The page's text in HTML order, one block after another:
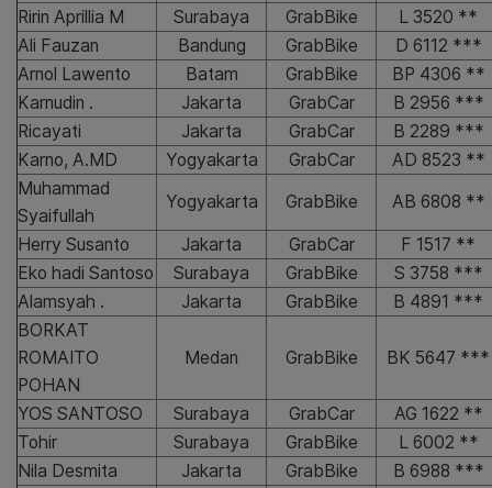
Ririn Aprillia M Surabaya GrabBike
L 3520 **
Ali Fauzan
Bandung GrabBike
D 6112 ***
Arnol Lawento
Batam GrabBike
BP 4306 **
Karnudin .
Jakarta GrabCar
B 2956 ***
Ricayati
Jakarta GrabCar
B 2289 ***
Karno, A.MD
Yogyakarta GrabCar
AD 8523 **
Muhammad
Syaifullah
Yogyakarta GrabBike AB 6808 **
Herry Susanto Jakarta GrabCar
F 1517 **
Eko hadi Santoso
Surabaya GrabBike
S 3758 ***
Alamsyah .
Jakarta GrabBike
B 4891 ***
BORKAT
ROMAITO
POHAN
Medan GrabBike BK 5647 ***
YOS SANTOSO Surabaya GrabCar
AG 1622 **
Tohir
Surabaya GrabBike
L 6002 **
Nila Desmita
Jakarta GrabBike
B 6988 ***